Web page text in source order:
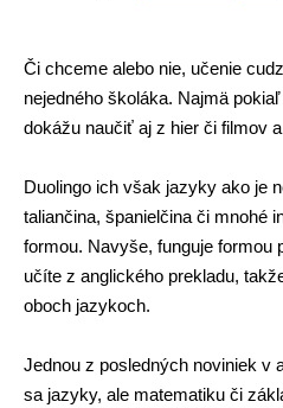
Či chceme alebo nie, učenie
nejedného školáka. Najmä
dokážu naučiť aj z hier či filmov
Duolingo ich však jazyky ako je
taliančina, španielčina či mnohé
formou. Navyše, funguje formou
učíte z anglického prekladu,
oboch jazykoch.
Jednou z posledných noviniek v
sa jazyky, ale matematiku či